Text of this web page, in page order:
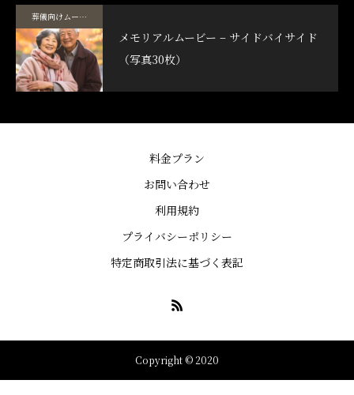
葬儀向けムービーテンプレート
メモリアルムービー – サイドバイサイド
（写真30枚）
料金プラン
お問い合わせ
利用規約
プライバシーポリシー
特定商取引法に基づく表記
Copyright © 2020